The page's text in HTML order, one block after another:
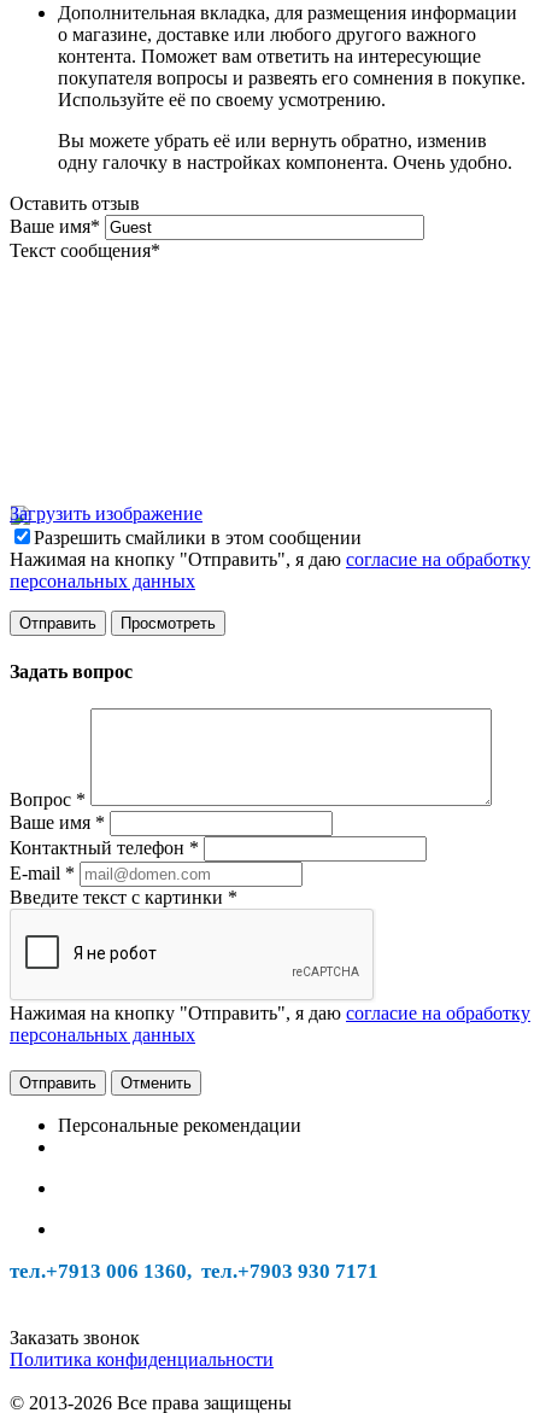
Дополнительная вкладка, для размещения информации
о магазине, доставке или любого другого важного
контента. Поможет вам ответить на интересующие
покупателя вопросы и развеять его сомнения в покупке.
Используйте её по своему усмотрению.
Вы можете убрать её или вернуть обратно, изменив
одну галочку в настройках компонента. Очень удобно.
Оставить отзыв
Ваше имя*
Текст сообщения*
Загрузить изображение
Разрешить смайлики в этом сообщении
Нажимая на кнопку "Отправить", я даю согласие на обработку
персональных данных
Задать вопрос
Вопрос *
Ваше имя *
Контактный телефон *
E-mail *
Введите текст с картинки *
Нажимая на кнопку "Отправить", я даю согласие на обработку
персональных данных
Отменить
Персональные рекомендации
тел.+7913 006 1360, тел.+7903 930 7171
Заказать звонок
Политика конфиденциальности
© 2013-2026 Все права защищены